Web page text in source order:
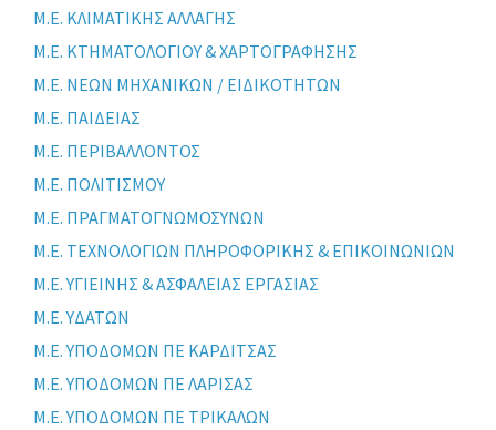
Μ.Ε. ΚΛΙΜΑΤΙΚΗΣ ΑΛΛΑΓΗΣ
Μ.Ε. ΚΤΗΜΑΤΟΛΟΓΙΟΥ & ΧΑΡΤΟΓΡΑΦΗΣΗΣ
Μ.Ε. ΝΕΩΝ ΜΗΧΑΝΙΚΩΝ / ΕΙΔΙΚΟΤΗΤΩΝ
Μ.Ε. ΠΑΙΔΕΙΑΣ
Μ.Ε. ΠΕΡΙΒΑΛΛΟΝΤΟΣ
Μ.Ε. ΠΟΛΙΤΙΣΜΟΥ
Μ.Ε. ΠΡΑΓΜΑΤΟΓΝΩΜΟΣΥΝΩΝ
Μ.Ε. ΤΕΧΝΟΛΟΓΙΩΝ ΠΛΗΡΟΦΟΡΙΚΗΣ & ΕΠΙΚΟΙΝΩΝΙΩΝ
Μ.Ε. ΥΓΙΕΙΝΗΣ & ΑΣΦΑΛΕΙΑΣ ΕΡΓΑΣΙΑΣ
Μ.Ε. ΥΔΑΤΩΝ
Μ.Ε. ΥΠΟΔΟΜΩΝ ΠΕ ΚΑΡΔΙΤΣΑΣ
Μ.Ε. ΥΠΟΔΟΜΩΝ ΠΕ ΛΑΡΙΣΑΣ
Μ.Ε. ΥΠΟΔΟΜΩΝ ΠΕ ΤΡΙΚΑΛΩΝ